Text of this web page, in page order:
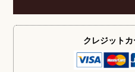
クレジット